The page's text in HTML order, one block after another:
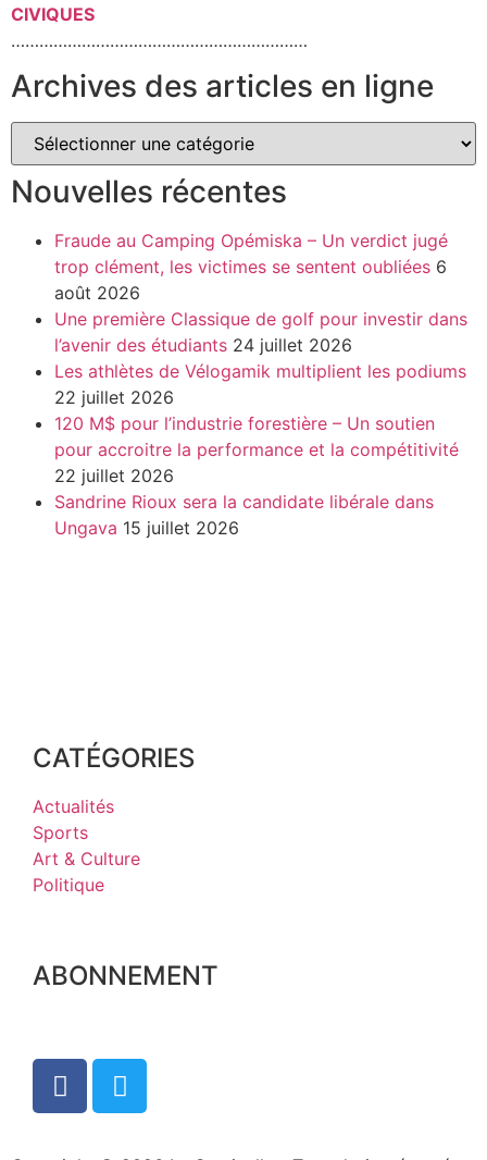
CIVIQUES
………………………………………………………
Archives des articles en ligne
Nouvelles récentes
Fraude au Camping Opémiska – Un verdict jugé
trop clément, les victimes se sentent oubliées 6
août 2026
Une première Classique de golf pour investir dans
l’avenir des étudiants 24 juillet 2026
Les athlètes de Vélogamik multiplient les podiums
22 juillet 2026
120 M$ pour l’industrie forestière – Un soutien
pour accroitre la performance et la compétitivité
22 juillet 2026
Sandrine Rioux sera la candidate libérale dans
Ungava 15 juillet 2026
CATÉGORIES
Actualités
Sports
Art & Culture
Politique
ABONNEMENT